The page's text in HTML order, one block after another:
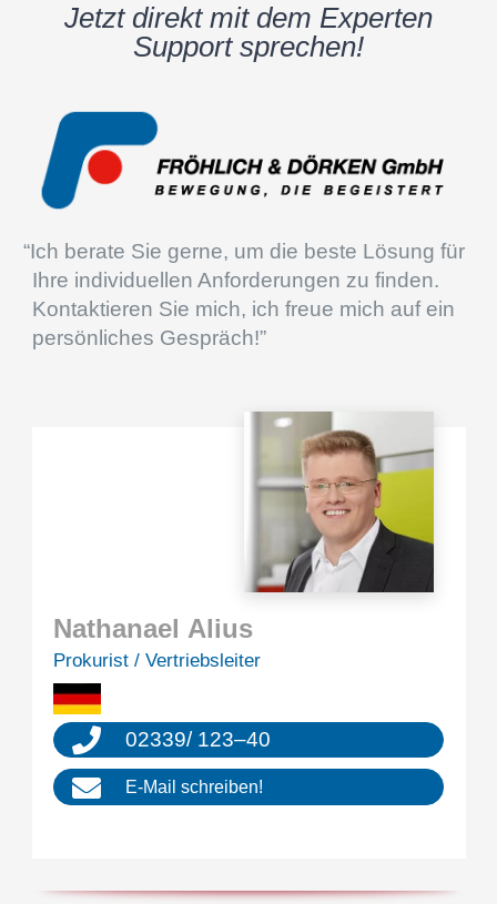
Jetzt direkt mit dem Exper­ten
Support sprechen!
“Ich berate Sie gerne, um die beste Lösung für
Ihre indivi­du­el­len Anfor­de­run­gen zu finden.
Kontak­tie­ren Sie mich, ich freue mich auf ein
persön­li­ches Gespräch!”
Natha­nael Alius
Proku­rist / Vertriebsleiter
02339/ 123–40
E‑Mail schrei­ben!